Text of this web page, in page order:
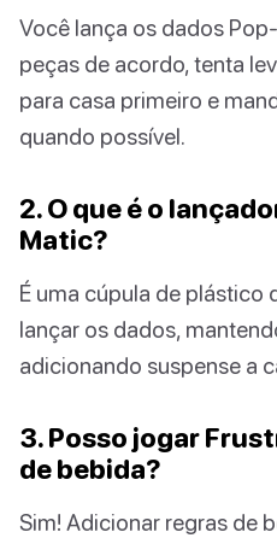
Você lança os dados
peças de acordo, tenta
para casa primeiro e
quando possível.
2. O que é o
Matic?
É uma cúpula de plástico
lançar os dados,
adicionando suspense a
3. Posso jogar
de bebida?
Sim! Adicionar regras de